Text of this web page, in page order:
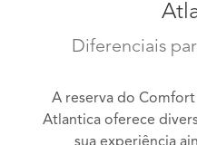
Diferenciais
A reserva do
Atlantica oferece
sua experiência